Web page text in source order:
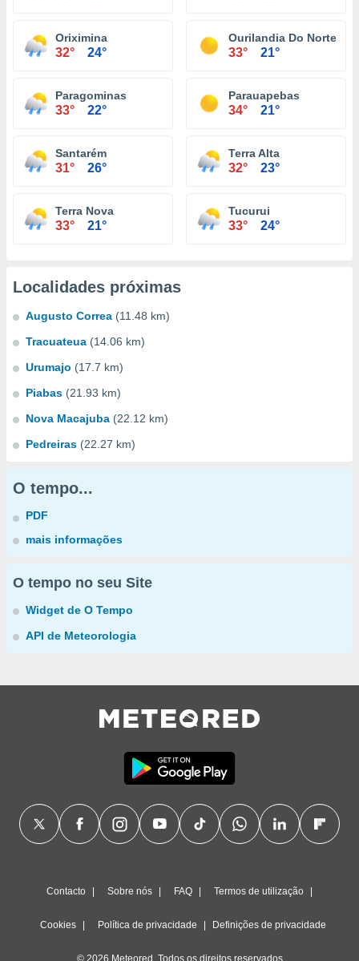
Oriximina
32° 24°
Ourilandia Do Norte
33° 21°
Paragominas
33° 22°
Parauapebas
34° 21°
Santarém
31° 26°
Terra Alta
32° 23°
Terra Nova
33° 21°
Tucurui
33° 24°
Localidades próximas
Augusto Correa (11.48 km)
Tracuateua (14.06 km)
Urumajo (17.7 km)
Piabas (21.93 km)
Nova Macajuba (22.12 km)
Pedreiras (22.27 km)
O tempo...
PDF
mais informações
O tempo no seu Site
Widget de O Tempo
API de Meteorologia
Contacto Sobre nós FAQ Termos de utilização
Cookies Política de privacidade Definições de privacidade
© 2026 Meteored. Todos os direitos reservados